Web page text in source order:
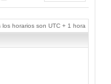
los horarios son UTC + 1 hora